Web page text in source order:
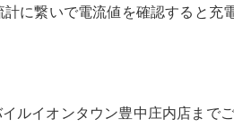
に繋いで電流値を確認すると充
ルイオンタウン豊中庄内店までご